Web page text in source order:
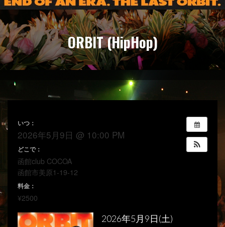
ORBIT (HipHop)
いつ：
2026年5月9日 @ 10:00 PM
どこで：
函館club COCOA
函館市美原1-19-12
料金：
¥2500
2026年5月9日(土)